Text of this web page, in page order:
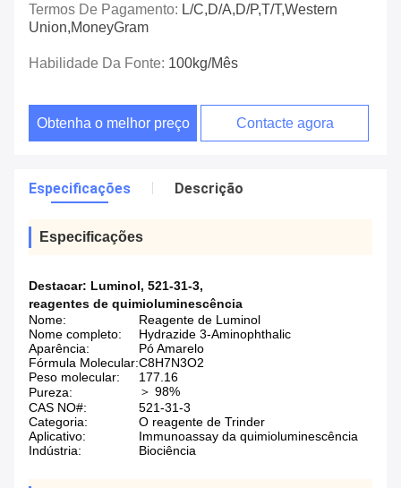
Termos De Pagamento: L/C,D/A,D/P,T/T,Western
Union,MoneyGram
Habilidade Da Fonte: 100kg/mês
Obtenha o melhor preço Contacte agora
Especificações Descrição
Especificações
Destacar: Luminol, 521-31-3,
reagentes de quimioluminescência
Nome:
Reagente de Luminol
Nome completo:
Hydrazide 3-Aminophthalic
Aparência:
Pó Amarelo
Fórmula Molecular:C8H7N3O2
Peso molecular:
177.16
Pureza:
＞ 98%
CAS NO#:
521-31-3
Categoria:
O reagente de Trinder
Aplicativo:
Immunoassay da quimioluminescência
Indústria:
Biociência